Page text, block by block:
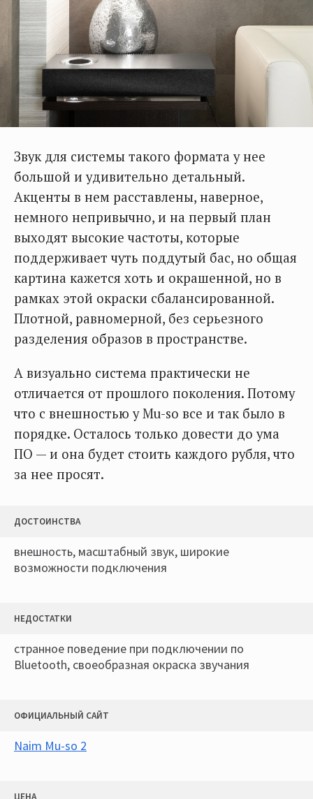
Звук для системы такого формата у нее
большой и удивительно детальный.
Акценты в нем расставлены, наверное,
немного непривычно, и на первый план
выходят высокие частоты, которые
поддерживает чуть поддутый бас, но общая
картина кажется хоть и окрашенной, но в
рамках этой окраски сбалансированной.
Плотной, равномерной, без серьезного
разделения образов в пространстве.
А визуально система практически не
отличается от прошлого поколения. Потому
что с внешностью у Mu-so все и так было в
порядке. Осталось только довести до ума
ПО — и она будет стоить каждого рубля, что
за нее просят.
ДОСТОИНСТВА
внешность, масштабный звук, широкие
возможности подключения
НЕДОСТАТКИ
странное поведение при подключении по
Bluetooth, своеобразная окраска звучания
ОФИЦИАЛЬНЫЙ САЙТ
Naim Mu-so 2
ЦЕНА